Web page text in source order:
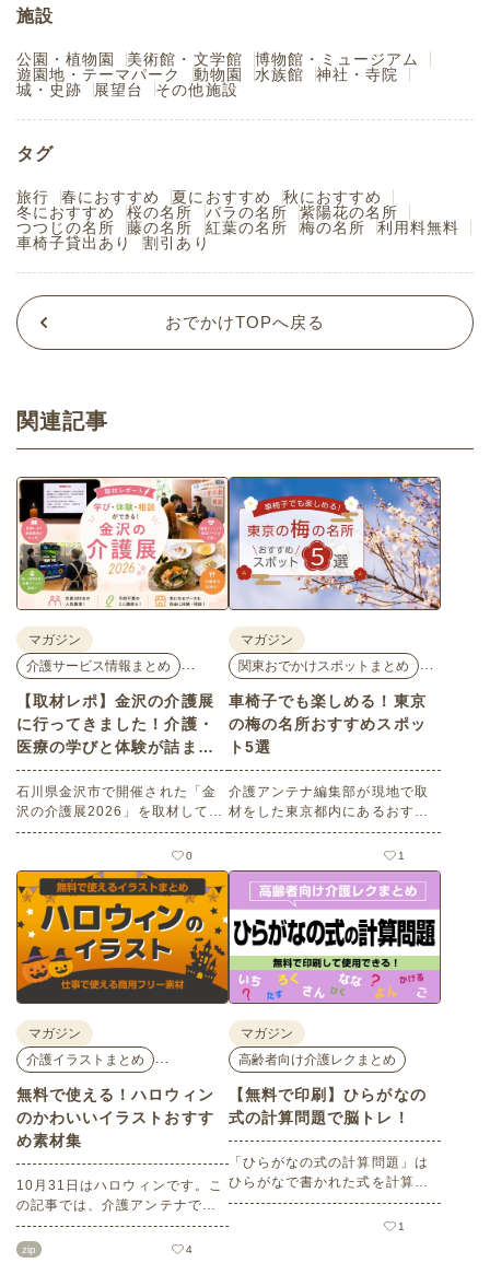
施設
公園・植物園 美術館・文学館
博物館・ミュージアム
遊園地・テーマパーク
動物園 水族館
神社・寺院
城・史跡
展望台 その他施設
タグ
旅行 春におすすめ 夏におすすめ
秋におすすめ
冬におすすめ
桜の名所 バラの名所
紫陽花の名所
つつじの名所
藤の名所 紅葉の名所 梅の名所
利用料無料
車椅子貸出あり
割引あり
おでかけTOPへ戻る
関連記事
マガジン
介護サービス情報まとめ
【取材レポ】金沢の介護展
に行ってきました！介護・
医療の学びと体験が詰まっ
た1日。
石川県金沢市で開催された「金
沢の介護展2026」を取材してき
ました。医師による人気講演か
ら、気軽に参加できるミニ講
座、体験型の企業ブースまで、
介護・医療・健康の“学び・体
験・相談”が一度にできる、見ど
ころ満載のイベントの様子をレ
ポートします。
0
マガジン
関東おでかけスポットまとめ
車椅子でも楽しめる！東京
の梅の名所おすすめスポッ
ト5選
介護アンテナ編集部が現地で取
材をした東京都内にあるおすす
めの梅の名所を５選紹介しま
す。見どころはもちろんのこと
バリアフリーの設備面について
も紹介しているので、介護施設
などでの外出アクティビティの
事前チェックの際にぜひ参考に
してください。
1
マガジン
介護イラストまとめ
無料で使える！ハロウィン
のかわいいイラストおすす
め素材集
10月31日はハロウィンです。こ
の記事では、介護アンテナで扱
う高齢者向けイラスト素材か
ら、ハロウィンにちなんだおば
zip 4
マガジン
高齢者向け介護レクまとめ
【無料で印刷】ひらがなの
式の計算問題で脳トレ！
「ひらがなの式の計算問題」は
ひらがなで書かれた式を計算す
る問題です。想像力やワーキン
グメモリのトレーニングとして
1